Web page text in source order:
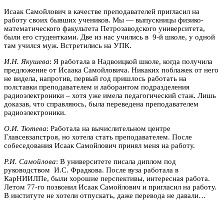
Исаак Самойлович в качестве преподавателей пригласил на
работу своих бывших учеников. Мы — выпускницы физико-
математического факультета Петрозаводского университета,
были его студентками. Две из нас учились в 9-й школе, у одной
там учился муж. Встретились на УПК.
И.Н. Якушева: Я работала в Надвоицкой школе, когда получила
предложение от Исаака Самойловича. Никаких поблажек от него
не видела, напротив, первый год пришлось работать на
полставки преподавателем и лаборантом подразделения
радиоэлектроники – хотя уже имела педагогический стаж. Лишь
доказав, что справляюсь, была переведена преподавателем
радиоэлектроники.
О.И. Тютева: Работала на вычислительном центре
Главсевзапстроя, но хотела стать преподавателем. После
собеседования Исаак Самойлович принял меня на работу.
Р.И. Самойлова: В университете писала диплом под
руководством И.С. Фрадкова. После вуза работала в
КарНИИЛПе, были хорошие перспективы, интересная работа.
Летом 77-го позвонил Исаак Самойлович и пригласил на работу.
В институте не хотели отпускать, даже перевода не давали…